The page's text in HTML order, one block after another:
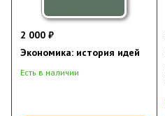
2 000 ₽
Экономика: история идей
Есть в наличии